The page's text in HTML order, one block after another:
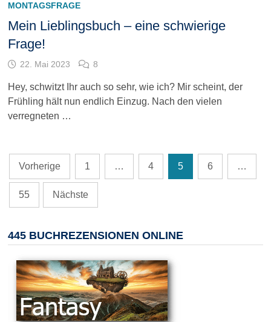
MONTAGSFRAGE
Mein Lieblingsbuch – eine schwierige
Frage!
22. Mai 2023 8
Hey, schwitzt Ihr auch so sehr, wie ich? Mir scheint, der
Frühling hält nun endlich Einzug. Nach den vielen
verregneten …
Seitennummerierung
der
Beiträge
Vorherige 1 … 4 5 6 …
55 Nächste
445 BUCHREZENSIONEN ONLINE